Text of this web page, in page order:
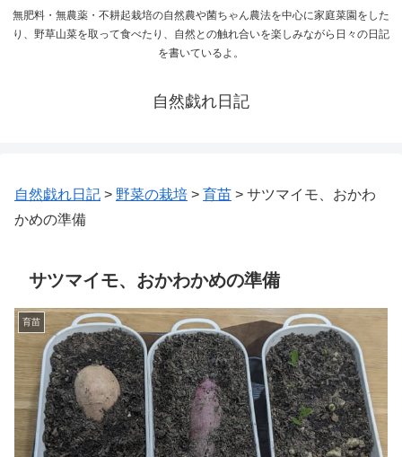
無肥料・無農薬・不耕起栽培の自然農や菌ちゃん農法を中心に家庭菜園をした
り、野草山菜を取って食べたり、自然との触れ合いを楽しみながら日々の日記
を書いているよ。
自然戯れ日記
自然戯れ日記 > 野菜の栽培 > 育苗 > サツマイモ、おかわ
かめの準備
サツマイモ、おかわかめの準備
育苗